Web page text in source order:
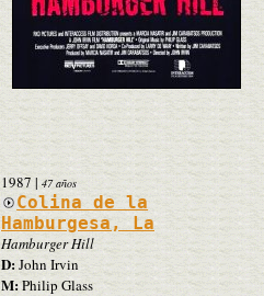
1987 | 47 años
Colina de la
Hamburgesa, La
Hamburger Hill
D: John Irvin
M:Philip Glass